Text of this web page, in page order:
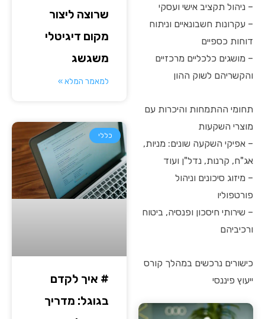
– ניהול תקציב אישי ועסקי
– עקרונות חשבונאיים וניתוח
דוחות כספיים
– מושגים כלכליים מרכזיים
והקשריהם לשוק ההון
תחומי ההתמחות והיכרות עם
מוצרי השקעות
– אפיקי השקעה שונים: מניות,
אג"ח, קרנות, נדל"ן ועוד
– מיזוג סיכונים וניהול
פורטפוליו
– שירותי חיסכון ופנסיה, ביטוח
ורכיביהם
כישורים נרכשים במהלך קורס
ייעוץ פיננסי
שרוצה ליצור
מקום דיגיטלי
משגשג
למאמר המלא »
כללי
# איך לקדם
בגוגל: מדריך